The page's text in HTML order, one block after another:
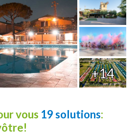
+14
vous 19 solutions: